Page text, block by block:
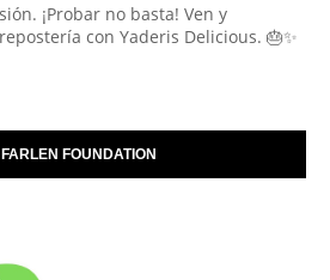
¡Probar no basta! Ven y
con Yaderis Delicious. 🎂✨
FOUNDATION